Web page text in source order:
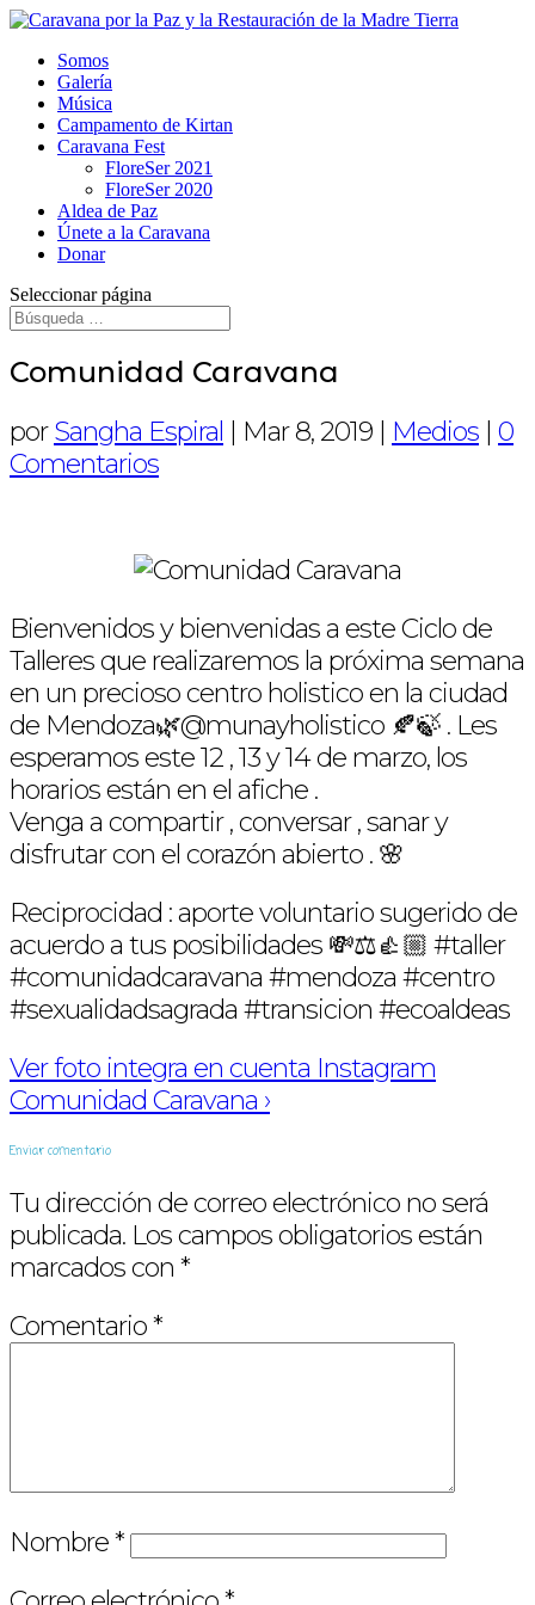
Somos
Galería
Música
Campamento de Kirtan
Caravana Fest
FloreSer 2021
FloreSer 2020
Aldea de Paz
Únete a la Caravana
Donar
Seleccionar página
Comunidad Caravana
porSangha Espiral | Mar 8, 2019 | Medios | 0
Comentarios
Bienvenidos y bienvenidas a este Ciclo de
Talleres que realizaremos la próxima semana
en un precioso centro holistico en la ciudad
de Mendoza🌿@munayholistico 🍂🍃 . Les
esperamos este 12 , 13 y 14 de marzo, los
horarios están en el afiche .
Venga a compartir , conversar , sanar y
disfrutar con el corazón abierto . 🌸
Reciprocidad : aporte voluntario sugerido de
acuerdo a tus posibilidades 💸⚖️👍🏼 #taller
#comunidadcaravana #mendoza #centro
#sexualidadsagrada #transicion #ecoaldeas
Ver foto integra en cuenta Instagram
Comunidad Caravana ›
Enviar comentario
Tu dirección de correo electrónico no será
publicada. Los campos obligatorios están
marcados con *
Comentario*
Nombre*